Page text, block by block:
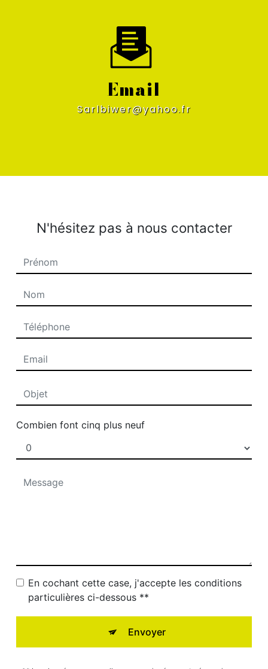
Email
sarlbiwer@yahoo.fr
N'hésitez pas à nous contacter
Combien font cinq plus neuf
En cochant cette case, j'accepte les conditions
particulières ci-dessous **
Envoyer